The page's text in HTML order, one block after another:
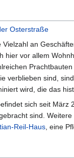
Osterstraße
an
hier vor allem
verblieben sind,
wird, die das
sich seit März
sind.
Reil-Haus , eine